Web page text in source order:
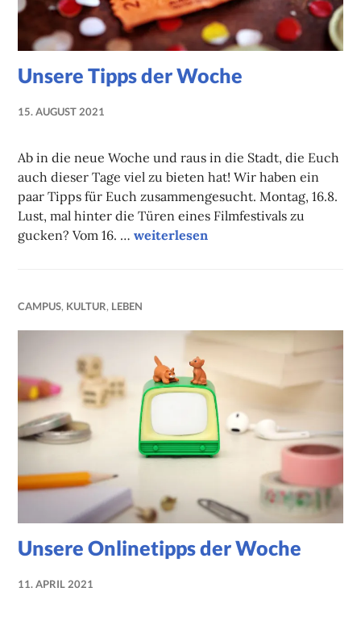
Unsere Tipps der Woche
15. AUGUST 2021
Ab in die neue Woche und raus in die Stadt, die Euch
auch dieser Tage viel zu bieten hat! Wir haben ein
paar Tipps für Euch zusammengesucht. Montag, 16.8.
Lust, mal hinter die Türen eines Filmfestivals zu
gucken? Vom 16. …Unsere Tipps der Woche
weiterlesen
CAMPUS, KULTUR, LEBEN
Unsere Onlinetipps der Woche
11. APRIL 2021